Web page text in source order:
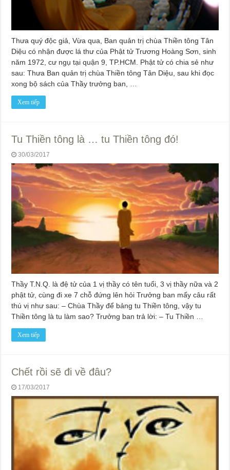
Thưa quý độc giả, Vừa qua, Ban quản trị chùa Thiền tông Tân
Diệu có nhận được lá thư của Phật tử Trương Hoàng Sơn, sinh
năm 1972, cư ngụ tại quận 9, TP.HCM. Phật tử có chia sẻ như
sau: Thưa Ban quản trị chùa Thiền tông Tân Diệu, sau khi đọc
xong bộ sách của Thầy trưởng ban, …
Xem tiếp
Tu Thiền tông là … tu Thiền tông đó!
30/03/2017
Thầy T.N.Q. là đệ tử của 1 vị thầy có tên tuổi, 3 vị thầy nữa và 2
phật tử, cùng đi xe 7 chỗ đứng lên hỏi Trưởng ban mấy câu rất
thú vị như sau: – Chùa Thầy để bảng tu Thiền tông, vậy tu
Thiền tông là tu làm sao? Trưởng ban trả lời: – Tu Thiền …
Xem tiếp
Chết rồi sẽ đi về đâu?
17/03/2017